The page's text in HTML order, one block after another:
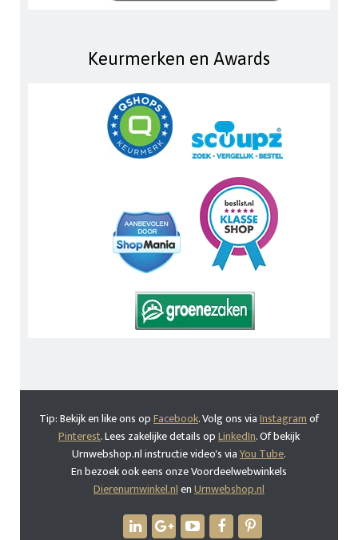
Keurmerken en Awards
Tip: Bekijk en like ons opFacebook. Volg ons viaInstagramof
Pinterest. Lees zakelijke details opLinkedIn. Of bekijk
Urnwebshop.nl instructie video's viaYou Tube.
En bezoek ook eens onze Voordeelwebwinkels
Dierenurnwinkel.nlenUrnwebshop.nl